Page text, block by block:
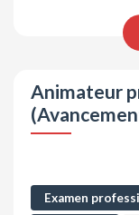
Animateur
Examen